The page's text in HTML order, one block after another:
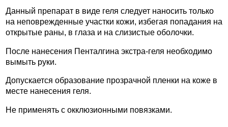
Данный препарат в виде геля следует наносить только
на неповрежденные участки кожи, избегая попадания на
открытые раны, в глаза и на слизистые оболочки.
После нанесения Пенталгина экстра-геля необходимо
вымыть руки.
Допускается образование прозрачной пленки на коже в
месте нанесения геля.
Не применять с окклюзионными повязками.